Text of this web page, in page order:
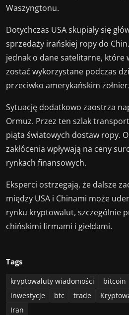
Waszyngtonu.
Dotychczas USA skupiały się
sprzedaży irańskiej ropy do
jednak o dane satelitarne, które
zostać wykorzystane podczas
przeciwko amerykańskim
Sytuację dodatkowo zaostrza
Ormuz. Przez ten szlak
piąta światowych dostaw ropy.
zakłócenia wpływają na ceny
rynkach finansowych.
Eksperci ostrzegają, że dalsze
między USA i Chinami może
rynku kryptowalut, szczególnie
chińskimi firmami i giełdami.
Tags
kryptowaluty wiadomości bitcoin
inwestycje
btc trade
Iran